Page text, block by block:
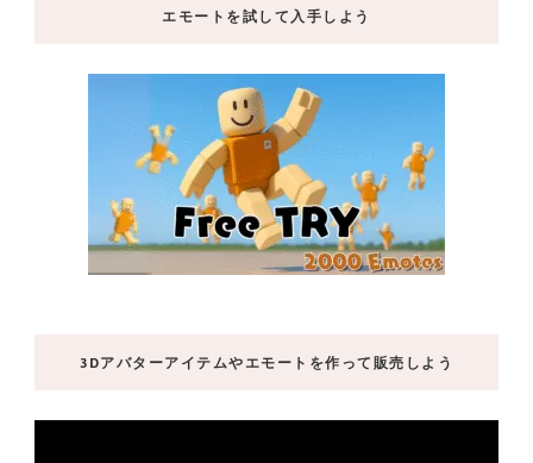
エモートを試して入手しよう
3Dアバターアイテムやエモートを作って販売しよう